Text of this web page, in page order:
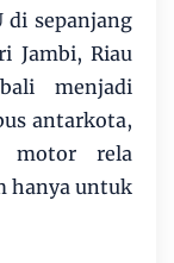
di sepanjang
Jambi, Riau
menjadi
antarkota,
motor rela
hanya untuk